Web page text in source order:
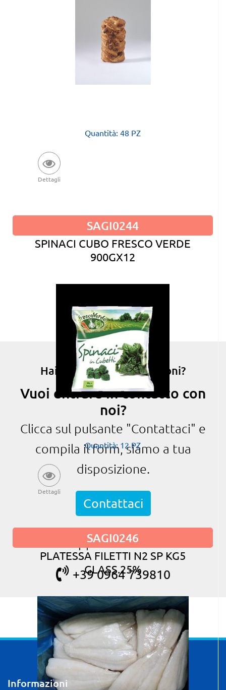
Quantità: 48 PZ
Dettagli
SAGI0244
SPINACI CUBO FRESCO VERDE
900GX12
Quantità: 12 PZ
Dettagli
SAGI0246
PLATESSA FILETTI N2 SP KG5
GLASS.25%
Hai bisogno di informazioni?
Vuoi entrare in contatto con
noi?
Clicca sul pulsante "Contattaci" e
compila il form, siamo a tua
disposizione.
Contattaci
oppure chiama
+39 0964 739810
Informazioni